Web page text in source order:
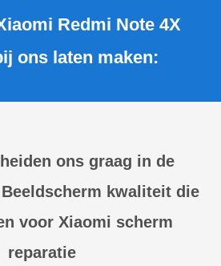
Redmi Note 4X
ons laten maken:
ons graag in de
kwaliteit die
voor Xiaomi scherm
reparatie